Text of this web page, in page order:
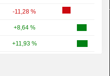
-11,28 %
+8,64 %
+11,93 %